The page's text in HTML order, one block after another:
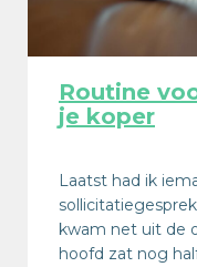
Routine
je koper
Laatst had ik
kwam net uit de
hoofd zat nog